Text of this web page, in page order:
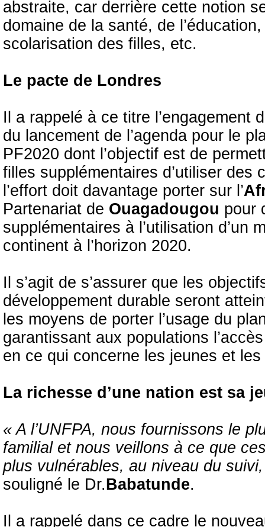
abstraite, car derrière cette notion
domaine de la santé, de
scolarisation des filles, etc.
Le pacte de Londres
Il a rappelé à ce titre
du lancement de l’agenda pour le
PF2020 dont l’objectif est de
filles supplémentaires d’utiliser des
l’effort doit davantage porter sur l’
Partenariat de Ouagadougou pour
supplémentaires à l’utilisation d’un
continent à l’horizon 2020.
Il s’agit de s’assurer que les
développement durable seront
les moyens de porter l’usage du
garantissant aux populations
en ce qui concerne les jeunes et
La richesse d’une nation est sa
« A l’UNFPA, nous fournissons le
familial et nous veillons à ce que
plus vulnérables, au niveau du
souligné le Dr.Babatunde.
Il a rappelé dans ce cadre le